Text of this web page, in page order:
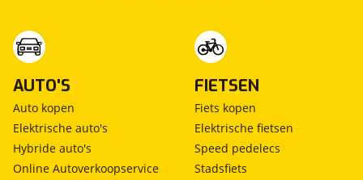
AUTO'S
Auto kopen
Elektrische auto's
Hybride auto's
Online Autoverkoopservice
FIETSEN
Fiets kopen
Elektrische fietsen
Speed pedelecs
Stadsfiets